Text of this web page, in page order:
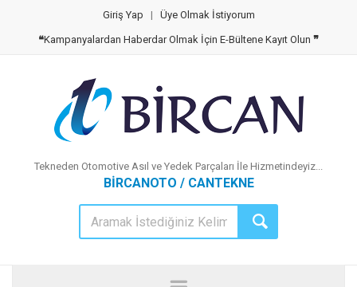
Giriş Yap | Üye Olmak İstiyorum
❝Kampanyalardan Haberdar Olmak İçin E-Bültene Kayıt Olun ❞
Tekneden Otomotive Asıl ve Yedek Parçaları İle Hizmetindeyiz...
BİRCANOTO / CANTEKNE